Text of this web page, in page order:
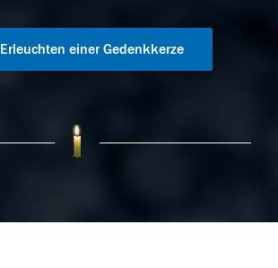
Erleuchten einer Gedenkkerze